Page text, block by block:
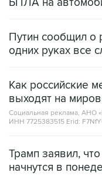
Путин сообщил о
Как российские
Социальная реклама, АНО
ИНН 7725383515 Erid: